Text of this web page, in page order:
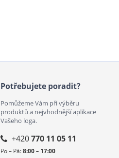
Potřebujete poradit?
Pomůžeme Vám při výběru
produktů a nejvhodnější aplikace
Vašeho loga.
+420770 11 05 11
Po – Pá:8:00 – 17:00